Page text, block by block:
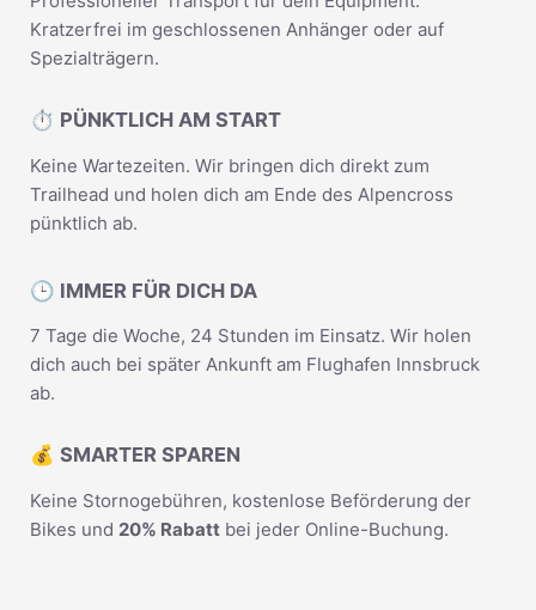
Kratzerfrei im geschlossenen Anhänger oder auf
Spezialträgern.
⏱️ PÜNKTLICH AM START
Keine Wartezeiten. Wir bringen dich direkt zum
Trailhead und holen dich am Ende des Alpencross
pünktlich ab.
🕒 IMMER FÜR DICH DA
7 Tage die Woche, 24 Stunden im Einsatz. Wir holen
dich auch bei später Ankunft am Flughafen Innsbruck
ab.
💰 SMARTER SPAREN
Keine Stornogebühren, kostenlose Beförderung der
Bikes und 20% Rabatt bei jeder Online-Buchung.